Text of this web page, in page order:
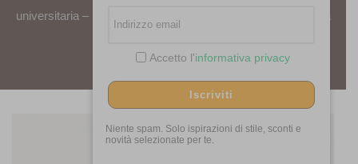
Accetto l'informativa privacy
Iscriviti
Niente spam. Solo ispirazioni di stile, sconti e
novità selezionate per te.
universitaria – Economia e Commercio – Statistica by Antica